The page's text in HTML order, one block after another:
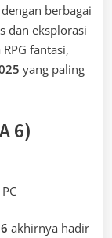
dengan berbagai
dan eksplorasi
fantasi,
yang paling
6)
akhirnya hadir